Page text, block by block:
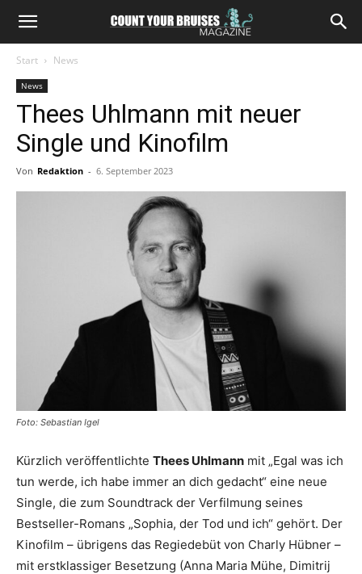
Start News
News
Thees Uhlmann mit neuer
Single und Kinofilm
Von Redaktion - 6. September 2023
Foto: Sebastian Igel
Kürzlich veröffentlichte Thees Uhlmann mit „Egal was ich
tun werde, ich habe immer an dich gedacht“ eine neue
Single, die zum Soundtrack der Verfilmung seines
Bestseller-Romans „Sophia, der Tod und ich“ gehört. Der
Kinofilm – übrigens das Regiedebüt von Charly Hübner –
mit erstklassiger Besetzung (Anna Maria Mühe, Dimitrij